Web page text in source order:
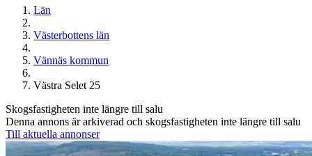
Län
Västerbottens län
Vännäs kommun
Västra Selet 25
Skogsfastigheten inte längre till salu
Denna annons är arkiverad och skogsfastigheten inte längre till salu
Till aktuella annonser